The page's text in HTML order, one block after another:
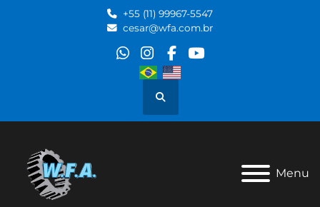
+55 (11) 99967-5547
cesar@wfa.com.br
whatsapp
instagram
facebook
youtube
Pesquisar
Menu